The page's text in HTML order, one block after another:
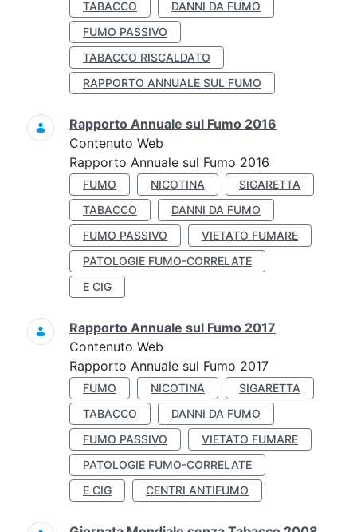
TABACCO
DANNI DA FUMO
FUMO PASSIVO
TABACCO RISCALDATO
RAPPORTO ANNUALE SUL FUMO
Rapporto Annuale sul Fumo 2016
Contenuto Web
Rapporto Annuale sul Fumo 2016
FUMO NICOTINA
SIGARETTA
TABACCO
DANNI DA FUMO
FUMO PASSIVO
VIETATO FUMARE
PATOLOGIE FUMO-CORRELATE
E CIG
Rapporto Annuale sul Fumo 2017
Contenuto Web
Rapporto Annuale sul Fumo 2017
FUMO NICOTINA
SIGARETTA
TABACCO
DANNI DA FUMO
FUMO PASSIVO
VIETATO FUMARE
PATOLOGIE FUMO-CORRELATE
E CIG
CENTRI ANTIFUMO